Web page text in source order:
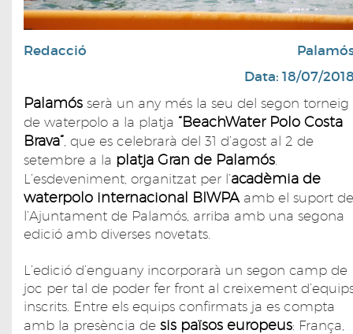
Redacció
Data: 18/07/
Palamós serà un any més la seu del segon torneig
de waterpolo a la platja “BeachWater Polo Costa
Brava” , que es celebrarà del 31 d’agost al 2 de
setembre a la platja Gran de Palamós
L’esdeveniment, organitzat per l’acadèmia de
waterpolo internacional BIWPA amb el suport de
l’Ajuntament de Palamós, arriba amb una segona
edició amb diverses novetats.
L’edició d’enguany incorporarà un segon camp de
joc per tal de poder fer front al creixement
inscrits. Entre els equips confirmats ja es compta
amb la presència de sis països europeus: França,